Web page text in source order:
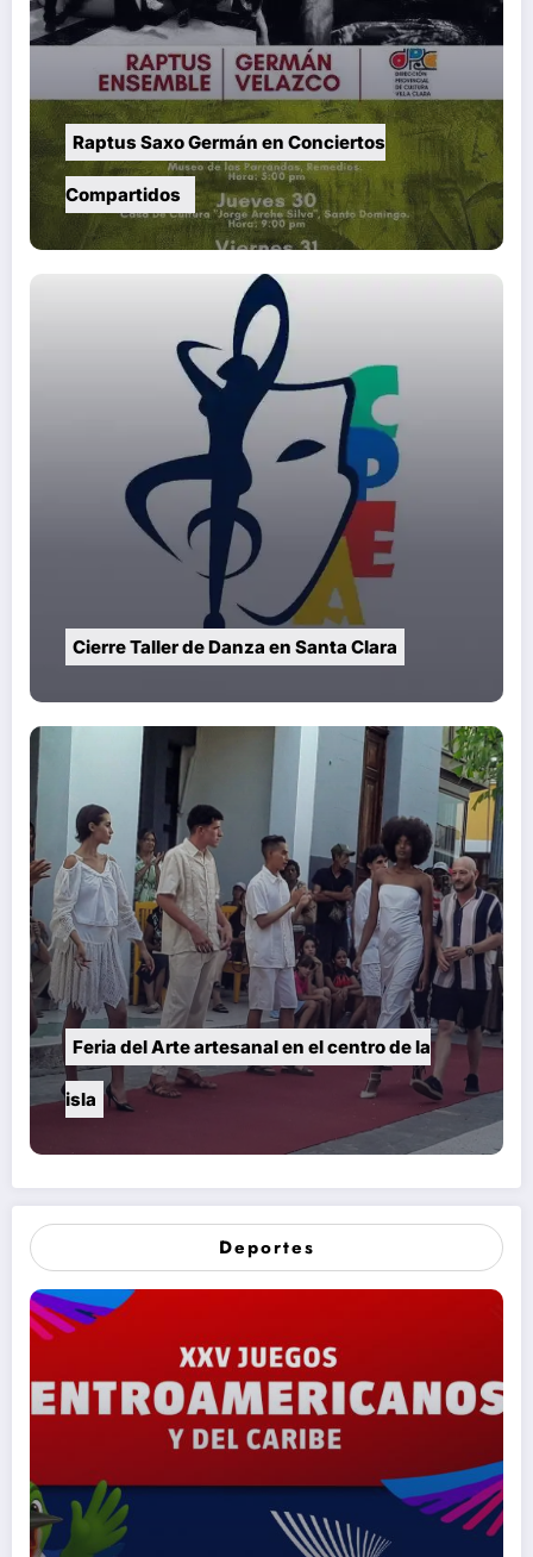
Raptus Saxo Germán en Conciertos
Cierre Taller de Danza en Santa Clara
Feria del Arte artesanal en el centro de la
isla
Deportes